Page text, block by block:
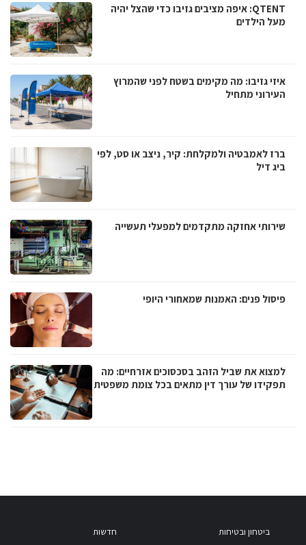
QTENT: איפה מציבים גזיבו כדי שהצל יהיה
מעל הילדים
איזי גזיבו: מה מקימים בשטח לפני שהמרוץ
העירוני מתחיל
ברז לאמבטיה ולמקלחת: קיר, ניצב או סט, לפי
ביג דיל
שירותי אחזקה מתקדמים למפעלי תעשייה
פיסול פנים: האמנות שמאחורי היופי
למצוא את שביל הזהב בסכסוכים אזרחיים: מה
תפקידו של עורך דין מתאים בכל צומת משפטית
ביטחון ובטיחות
חדשות